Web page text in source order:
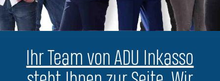
Ihr Team von ADU Inkasso